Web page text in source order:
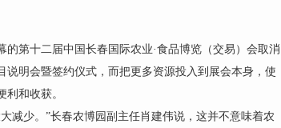
十二届中国长春国际农业·食品博览（交易）会取消
明会暨签约仪式，而把更多资源投入到展会本身，使
和收获。
少。”长春农博园副主任肖建伟说，这并不意味着农